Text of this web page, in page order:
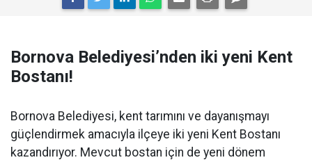
Bornova Belediyesi’nden iki yeni Kent
Bostanı!
Bornova Belediyesi, kent tarımını ve dayanışmayı
güçlendirmek amacıyla ilçeye iki yeni Kent Bostanı
kazandırıyor. Mevcut bostan için de yeni dönem